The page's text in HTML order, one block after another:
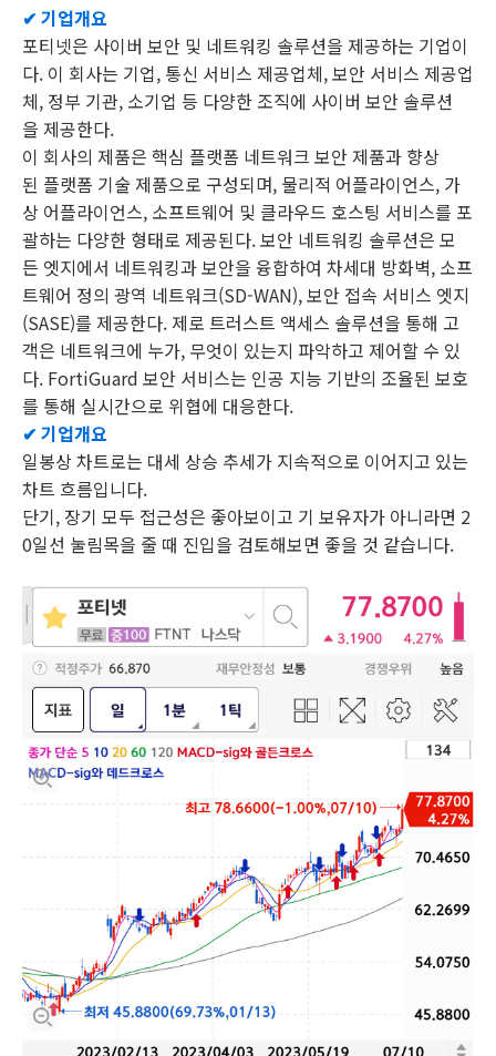
✔ 기업개요
포티넷은 사이버 보안 및 네트워킹 솔루션을 제공하는 기업이
다. 이 회사는 기업, 통신 서비스 제공업체, 보안 서비스 제공업
체, 정부 기관, 소기업 등 다양한 조직에 사이버 보안 솔루션
을 제공한다.
이 회사의 제품은 핵심 플랫폼 네트워크 보안 제품과 향상
된 플랫폼 기술 제품으로 구성되며, 물리적 어플라이언스, 가
상 어플라이언스, 소프트웨어 및 클라우드 호스팅 서비스를 포
괄하는 다양한 형태로 제공된다. 보안 네트워킹 솔루션은 모
든 엣지에서 네트워킹과 보안을 융합하여 차세대 방화벽, 소프
트웨어 정의 광역 네트워크(SD-WAN), 보안 접속 서비스 엣지
(SASE)를 제공한다. 제로 트러스트 액세스 솔루션을 통해 고
객은 네트워크에 누가, 무엇이 있는지 파악하고 제어할 수 있
다. FortiGuard 보안 서비스는 인공 지능 기반의 조율된 보호
를 통해 실시간으로 위협에 대응한다.
✔ 기업개요
일봉상 차트로는 대세 상승 추세가 지속적으로 이어지고 있는
차트 흐름입니다.
단기, 장기 모두 접근성은 좋아보이고 기 보유자가 아니라면 2
0일선 눌림목을 줄 때 진입을 검토해보면 좋을 것 같습니다.